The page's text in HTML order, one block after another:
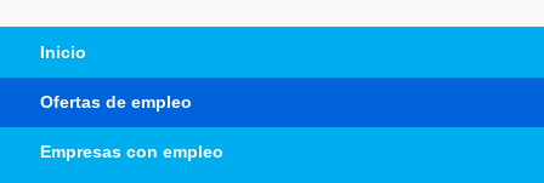
Inicio
Ofertas de empleo
Empresas con empleo